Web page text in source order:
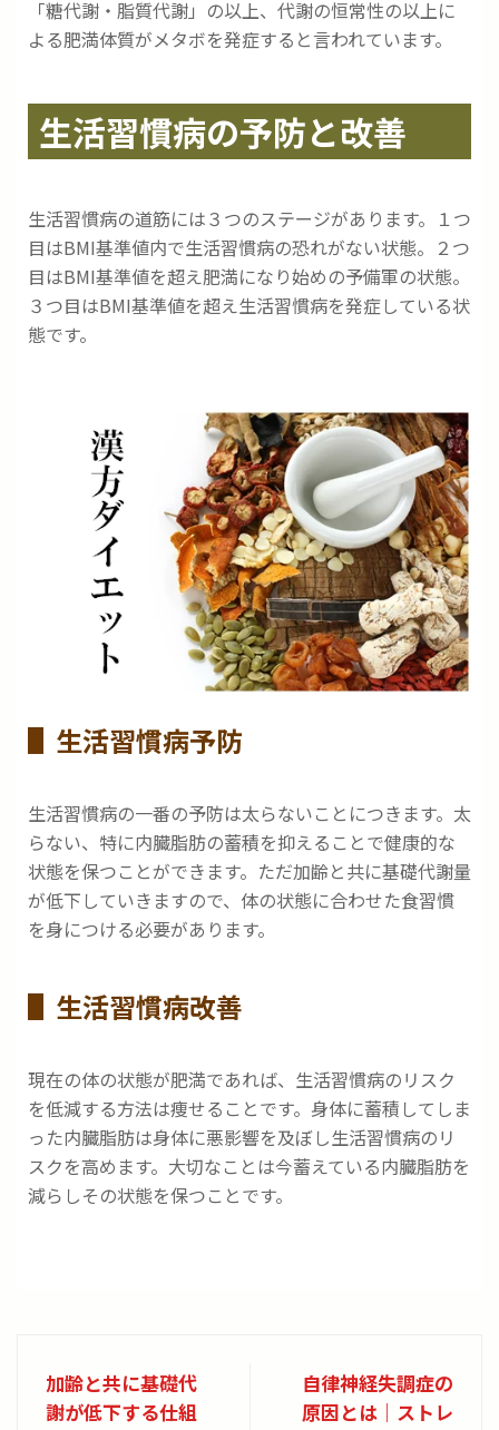
「糖代謝・脂質代謝」の以上、代謝の恒常性の以上に
よる肥満体質がメタボを発症すると言われています。
生活習慣病の予防と改善
生活習慣病の道筋には３つのステージがあります。１つ
目はBMI基準値内で生活習慣病の恐れがない状態。２つ
目はBMI基準値を超え肥満になり始めの予備軍の状態。
３つ目はBMI基準値を超え生活習慣病を発症している状
態です。
生活習慣病予防
生活習慣病の一番の予防は太らないことにつきます。太
らない、特に内臓脂肪の蓄積を抑えることで健康的な
状態を保つことができます。ただ加齢と共に基礎代謝量
が低下していきますので、体の状態に合わせた食習慣
を身につける必要があります。
生活習慣病改善
現在の体の状態が肥満であれば、生活習慣病のリスク
を低減する方法は痩せることです。身体に蓄積してしま
った内臓脂肪は身体に悪影響を及ぼし生活習慣病のリ
スクを高めます。大切なことは今蓄えている内臓脂肪を
減らしその状態を保つことです。
加齢と共に基礎代
謝が低下する仕組
自律神経失調症の
原因とは｜ストレ